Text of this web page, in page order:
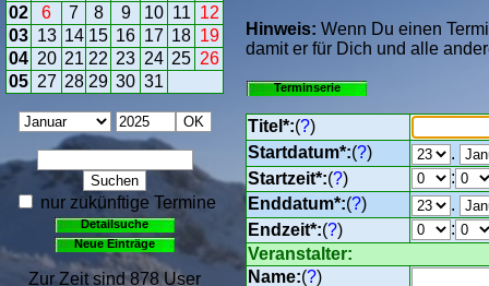
02
6 7 8 9 10 11 12
03 13 14 15 16 17 18 19
04 20 21 22 23 24 25 26
05 27 28 29 30 31
nur zukünftige Termine
Detailsuche
Neue Einträge
Zur Zeit sind 878 User
Hinweis: Wenn Du einen
damit er für Dich und alle
Terminserie
Titel*:(?)
Startdatum*:(?)
.
Startzeit*:(?)
:
Enddatum*:(?)
.
Endzeit*:(?)
:
Veranstalter:
Name:(?)